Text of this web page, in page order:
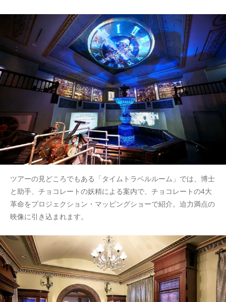
ツアーの見どころでもある「タイムトラベルルーム」では、博士
と助手、チョコレートの妖精による案内で、チョコレートの4大
革命をプロジェクション・マッピングショーで紹介。迫力満点の
映像に引き込まれます。